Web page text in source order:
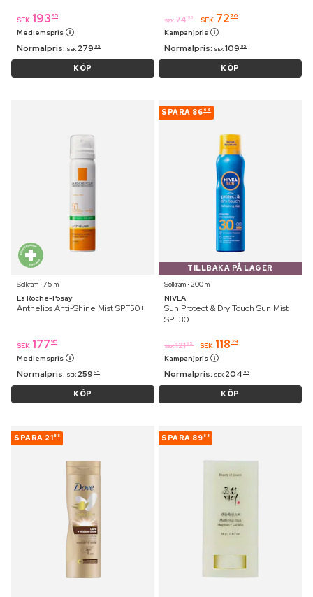
SEK 193 95
Medlemspris
Normalpris: SEK 279 95
KÖP
SEK 74 95 SEK 72 70
Kampanjpris
Normalpris: SEK 109 95
KÖP
Solkräm ⋅ 75 ml
La Roche-Posay
Anthelios Anti-Shine Mist SPF50+
SEK 177 95
Medlemspris
Normalpris: SEK 259 95
KÖP
SPARA 86 66
TILLBAKA PÅ LAGER
Solkräm ⋅ 200 ml
NIVEA
Sun Protect & Dry Touch Sun Mist
SPF30
SEK 121 95 SEK 118 29
Kampanjpris
Normalpris: SEK 204 95
KÖP
SPARA 21 58 SPARA 89 88